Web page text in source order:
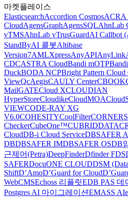
마켓플레이스
ElasticsearchAccordion CosmosACRA
CloudAgensGraphAgensSQLAhnLab
vTMSAhnLab vTrusGuardAI Callbot
StandByAI 콜봇Altibase
Version7AMLXpressAnyAPIAnyLink
CDCASTRA CloudBandi mOTP
DuckBODA NCPBright Pattern Cloud
ViewQcAegisCAULY CenterCBOOK
MailGATECloud XCLOUDIAN
HyperStoreCloudikeCloudMOA
VIEWCODE-RAY XG
V6.0COHESITYCoolFilter
CheckerCubeOne™CUBRID
CloudDB-i Cloud ServiceDBSAFER
DBDBSAFER IMDBSAFER OSDB
근제어(Petra)DeepFinderDfinder FDS
SAFERDocuONE CLOUDDSM
ShiftD’AmoD’Guard for Cloud
WebCMSEchoss 리플릿EDB PAS 데
Postgres AI 마이그레이션EMASS AI